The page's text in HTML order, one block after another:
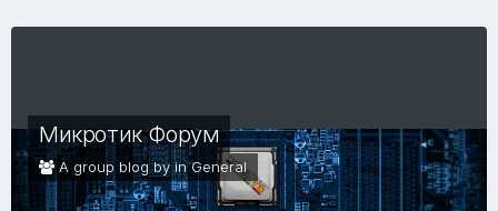
Микротик Форум
A group blog by inGeneral